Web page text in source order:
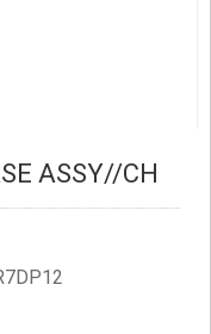
ASSY//CH